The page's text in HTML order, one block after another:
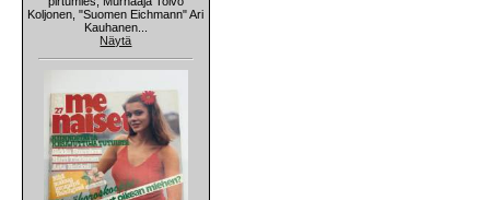
Koljonen, "Suomen Eichmann" Ari
Kauhanen...
Näytä